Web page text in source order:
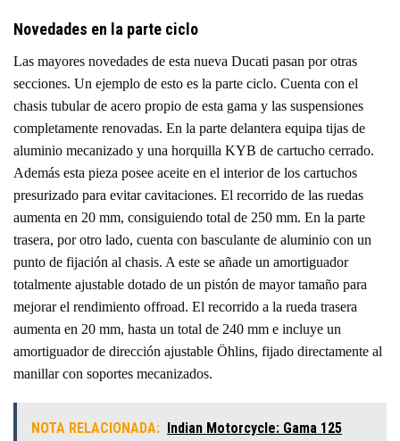
Novedades en la parte ciclo
Las mayores novedades de esta nueva Ducati pasan por otras
secciones. Un ejemplo de esto es la parte ciclo. Cuenta con el
chasis tubular de acero propio de esta gama y las suspensiones
completamente renovadas. En la parte delantera equipa tijas de
aluminio mecanizado y una horquilla KYB de cartucho cerrado.
Además esta pieza posee aceite en el interior de los cartuchos
presurizado para evitar cavitaciones. El recorrido de las ruedas
aumenta en 20 mm, consiguiendo total de 250 mm. En la parte
trasera, por otro lado, cuenta con basculante de aluminio con un
punto de fijación al chasis. A este se añade un amortiguador
totalmente ajustable dotado de un pistón de mayor tamaño para
mejorar el rendimiento offroad. El recorrido a la rueda trasera
aumenta en 20 mm, hasta un total de 240 mm e incluye un
amortiguador de dirección ajustable Öhlins, fijado directamente al
manillar con soportes mecanizados.
NOTA RELACIONADA:
Indian Motorcycle: Gama 125